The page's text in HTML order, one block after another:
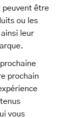
peuvent être
ou les
leur
prochain
vous